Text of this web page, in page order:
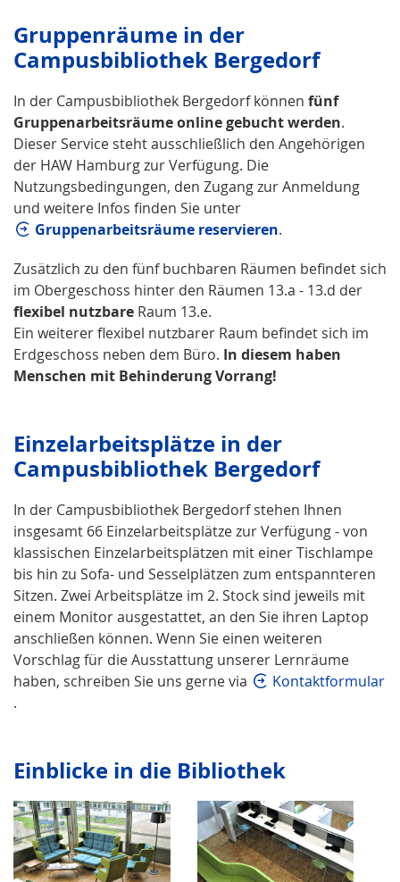
Gruppenräume in der
Campusbibliothek Bergedorf
In der Campusbibliothek Bergedorf können fünf
Gruppenarbeitsräume online gebucht werden.
Dieser Service steht ausschließlich den Angehörigen
der HAW Hamburg zur Verfügung. Die
Nutzungsbedingungen, den Zugang zur Anmeldung
und weitere Infos finden Sie unter
Gruppenarbeitsräume reservieren.
Zusätzlich zu den fünf buchbaren Räumen befindet sich
im Obergeschoss hinter den Räumen 13.a - 13.d der
flexibel nutzbare Raum 13.e.
Ein weiterer flexibel nutzbarer Raum befindet sich im
Erdgeschoss neben dem Büro. In diesem haben
Menschen mit Behinderung Vorrang!
Einzelarbeitsplätze in der
Campusbibliothek Bergedorf
In der Campusbibliothek Bergedorf stehen Ihnen
insgesamt 66 Einzelarbeitsplätze zur Verfügung - von
klassischen Einzelarbeitsplätzen mit einer Tischlampe
bis hin zu Sofa- und Sesselplätzen zum entspannteren
Sitzen. Zwei Arbeitsplätze im 2. Stock sind jeweils mit
einem Monitor ausgestattet, an den Sie ihren Laptop
anschließen können. Wenn Sie einen weiteren
Vorschlag für die Ausstattung unserer Lernräume
haben, schreiben Sie uns gerne via
Kontaktformular
.
Einblicke in die Bibliothek